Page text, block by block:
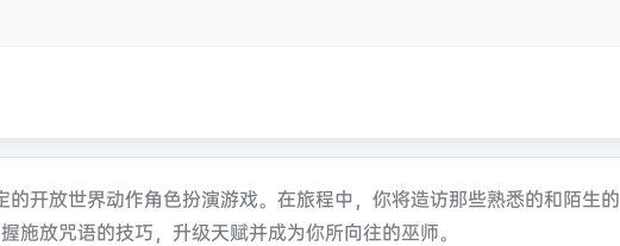
开放世界动作角色扮演游戏。在旅程中，你将造访那些熟悉的和陌生的
放咒语的技巧，升级天赋并成为你所向往的巫师。